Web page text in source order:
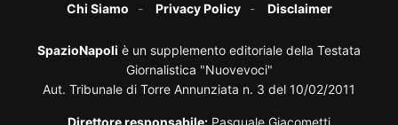
Chi Siamo Privacy Policy Disclaimer
SpazioNapoli è un supplemento editoriale della Testata
Giornalistica "Nuovevoci"
Aut. Tribunale di Torre Annunziata n. 3 del 10/02/2011